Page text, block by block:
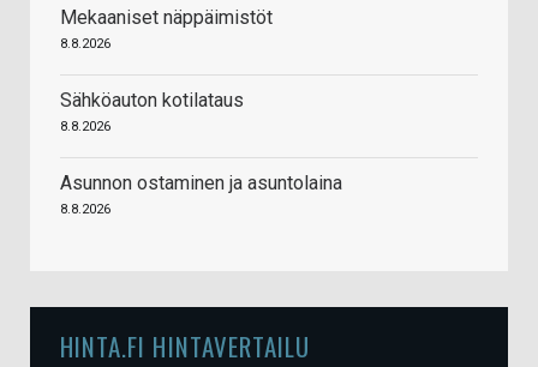
Mekaaniset näppäimistöt
8.8.2026
Sähköauton kotilataus
8.8.2026
Asunnon ostaminen ja asuntolaina
8.8.2026
HINTA.FI HINTAVERTAILU